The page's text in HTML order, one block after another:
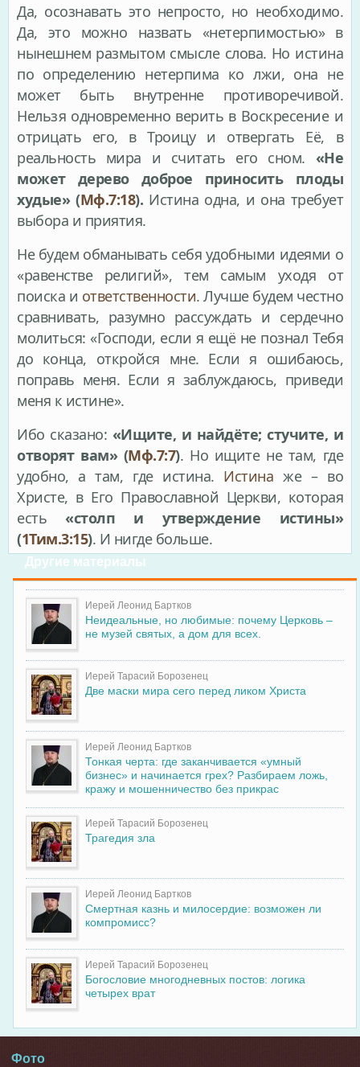
Да, осознавать это непросто, но необходимо.
Да, это можно назвать «нетерпимостью» в
нынешнем размытом смысле слова. Но истина
по определению нетерпима ко лжи, она не
может быть внутренне противоречивой.
Нельзя одновременно верить в Воскресение и
отрицать его, в Троицу и отвергать Её, в
реальность мира и считать его сном. «Не
может дерево доброе приносить плоды
худые» (Мф.7:18). Истина одна, и она требует
выбора и приятия.
Не будем обманывать себя удобными идеями о
«равенстве религий», тем самым уходя от
поиска и ответственности. Лучше будем честно
сравнивать, разумно рассуждать и сердечно
молиться: «Господи, если я ещё не познал Тебя
до конца, откройся мне. Если я ошибаюсь,
поправь меня. Если я заблуждаюсь, приведи
меня к истине».
Ибо сказано: «Ищите, и найдёте; стучите, и
отворят вам» (Мф.7:7). Но ищите не там, где
удобно, а там, где истина. Истина же – во
Христе, в Его Православной Церкви, которая
есть «столп и утверждение истины»
(1Тим.3:15). И нигде больше.
Другие материалы
Иерей Леонид Бартков
Неидеальные, но любимые: почему Церковь –
не музей святых, а дом для всех.
Иерей Тарасий Борозенец
Две маски мира сего перед ликом Христа
Иерей Леонид Бартков
Тонкая черта: где заканчивается «умный
бизнес» и начинается грех? Разбираем ложь,
кражу и мошенничество без прикрас
Иерей Тарасий Борозенец
Трагедия зла
Иерей Леонид Бартков
Смертная казнь и милосердие: возможен ли
компромисс?
Иерей Тарасий Борозенец
Богословие многодневных постов: логика
четырех врат
Фото